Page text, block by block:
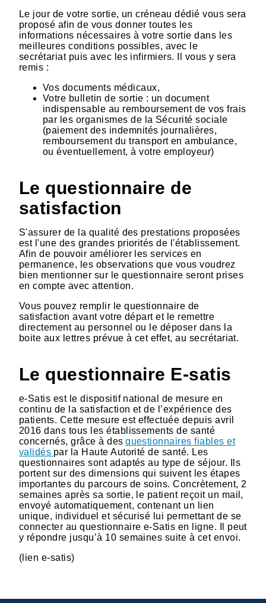
Le jour de votre sortie, un créneau dédié vous sera
proposé afin de vous donner toutes les
informations nécessaires à votre sortie dans les
meilleures conditions possibles, avec le
secrétariat puis avec les infirmiers. Il vous y sera
remis :
Vos documents médicaux,
Votre bulletin de sortie : un document
indispensable au remboursement de vos frais
par les organismes de la Sécurité sociale
(paiement des indemnités journalières,
remboursement du transport en ambulance,
ou éventuellement, à votre employeur)
Le questionnaire de
satisfaction
S'assurer de la qualité des prestations proposées
est l'une des grandes priorités de l'établissement.
Afin de pouvoir améliorer les services en
permanence, les observations que vous voudrez
bien mentionner sur le questionnaire seront prises
en compte avec attention.
Vous pouvez remplir le questionnaire de
satisfaction avant votre départ et le remettre
directement au personnel ou le déposer dans la
boite aux lettres prévue à cet effet, au secrétariat.
Le questionnaire E-satis
e-Satis est le dispositif national de mesure en
continu de la satisfaction et de l’expérience des
patients. Cette mesure est effectuée depuis avril
2016 dans tous les établissements de santé
concernés, grâce à desquestionnaires fiables et
validés par la Haute Autorité de santé. Les
questionnaires sont adaptés au type de séjour. Ils
portent sur des dimensions qui suivent les étapes
importantes du parcours de soins. Concrètement, 2
semaines après sa sortie, le patient reçoit un mail,
envoyé automatiquement, contenant un lien
unique, individuel et sécurisé lui permettant de se
connecter au questionnaire e-Satis en ligne. Il peut
y répondre jusqu’à 10 semaines suite à cet envoi.
(lien e-satis)